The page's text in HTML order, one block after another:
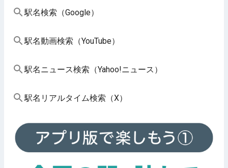
駅名検索（Google）
駅名動画検索（YouTube）
駅名ニュース検索（Yahoo!ニュース）
駅名リアルタイム検索（X）